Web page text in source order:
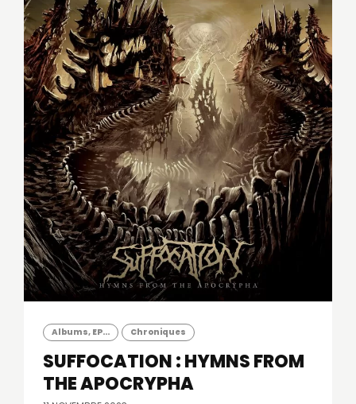
Albums, EP... Chroniques
SUFFOCATION : HYMNS FROM
THE APOCRYPHA